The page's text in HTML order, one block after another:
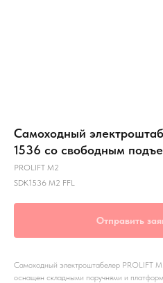
Самоходный
1536 со свободным
PROLIFT M2
SDK1536 M2 FFL
Отправить
Самоходный электроштабелер PROLIFT
оснащен складными поручнями и